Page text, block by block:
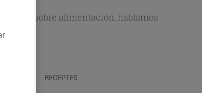
sobre alimentación, hablamos
RECEPTES